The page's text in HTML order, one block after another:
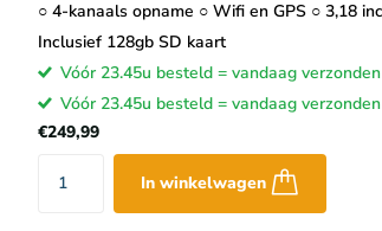
○ 4-kanaals opname ○ Wifi en GPS ○ 3,18
Inclusief 128gb SD kaart
Vóór 23.45u besteld = vandaag verzonden
Vóór 23.45u besteld = vandaag verzonden
€249,99
In winkelwagen